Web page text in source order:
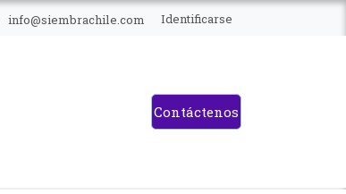
info@siembrachile.com Identificarse
Contáctenos